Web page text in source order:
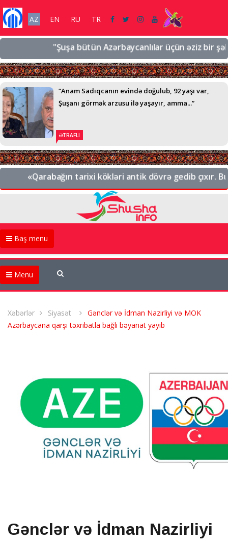
AZ EN RU TR
"Şuşa bütün Azərbaycanlılar üçün əziz bir
“Anam Sadıqcanın evində doğulub, 92 yaşı var,
Şuşanı görmək arzusu ilə yaşayır, amma...”
ƏTRAFLI
«Qarabağın tarixi kökləri antik dövrə gedib çıxır.
Baş menu
Menu
Xəbərlər Siyasət
Gənclər və İdman Nazirliyi və MOK
Azərbaycana qarşı təxribatla bağlı bəyanat yayıb
Gənclər və İdman Nazirliyi